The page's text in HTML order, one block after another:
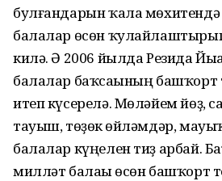
булғандарын ҡала мөхитендә
балалар өсөн
килә. Ә 2006 йылда Резида
балалар баҡсаһының башҡорт
итеп күсерелә. Мөләйем йөҙ,
тауыш, төҙөк һөйләмдәр,
балалар күңелен тиҙ арбай.
милләт балаһы өсөн башҡорт